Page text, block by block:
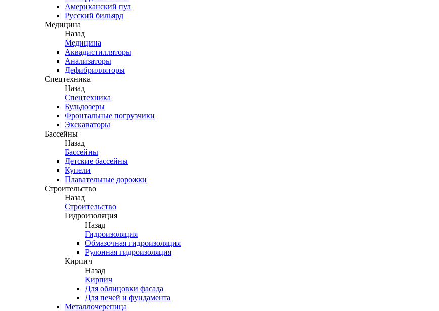
Американский пул
Русский бильярд
Медицина
Назад
Медицина
Аквадистилляторы
Анализаторы
Дефибрилляторы
Спецтехника
Назад
Спецтехника
Бульдозеры
Фронтальные погрузчики
Экскаваторы
Бассейны
Назад
Бассейны
Детские бассейны
Купели
Плавательные дорожки
Строительство
Назад
Строительство
Гидроизоляция
Назад
Гидроизоляция
Обмазочная гидроизоляция
Рулонная гидроизоляция
Кирпич
Назад
Кирпич
Для облицовки фасада
Для печей и фундамента
Металлочерепица